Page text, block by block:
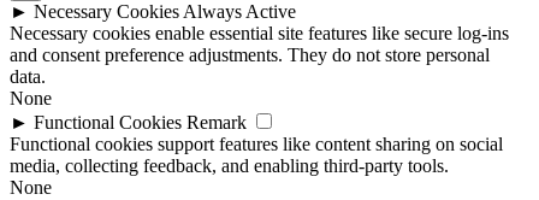
► Necessary Cookies Always Active
Necessary cookies enable essential site features like secure log-ins
and consent preference adjustments. They do not store personal
data.
None
► Functional Cookies Remark
Functional cookies support features like content sharing on social
media, collecting feedback, and enabling third-party tools.
None